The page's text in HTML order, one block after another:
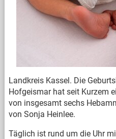
Landkreis Kassel. Die
Hofgeismar hat seit Kurzem
von insgesamt sechs
von Sonja Heinlee.
Täglich ist rund um die Uhr